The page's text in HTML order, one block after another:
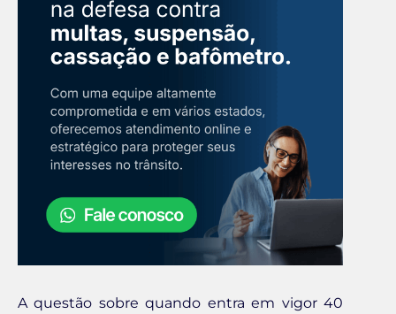
A questão sobre quando entra em vigor 40